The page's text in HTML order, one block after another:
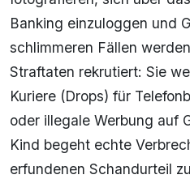
Banking einzuloggen und
schlimmeren Fällen
Straftaten rekrutiert: Sie
Kuriere (Drops) für
oder illegale Werbung auf
Kind begeht echte
erfundenen Schandurteil